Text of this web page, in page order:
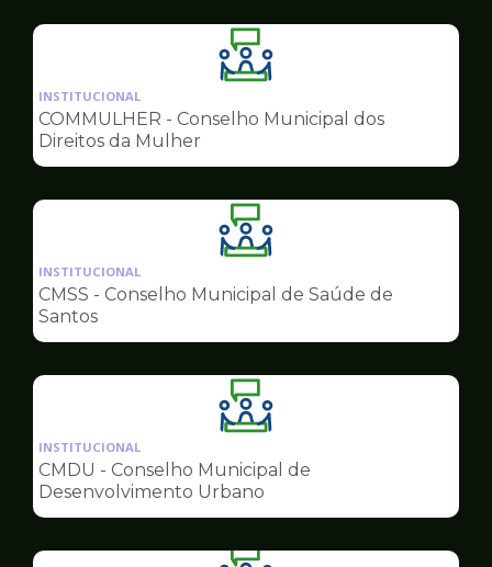
Ilustração
da
pagina
Conselhos
INSTITUCIONAL
COMMULHER - Conselho Municipal dos
Direitos da Mulher
Ilustração
da
pagina
Conselhos
INSTITUCIONAL
CMSS - Conselho Municipal de Saúde de
Santos
Ilustração
da
pagina
de
Conselhos
INSTITUCIONAL
CMDU - Conselho Municipal de
Desenvolvimento Urbano